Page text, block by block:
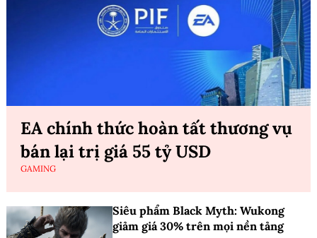
EA chính thức hoàn tất thương vụ
bán lại trị giá 55 tỷ USD
GAMING
Siêu phẩm Black Myth: Wukong
giảm giá 30% trên mọi nền tảng